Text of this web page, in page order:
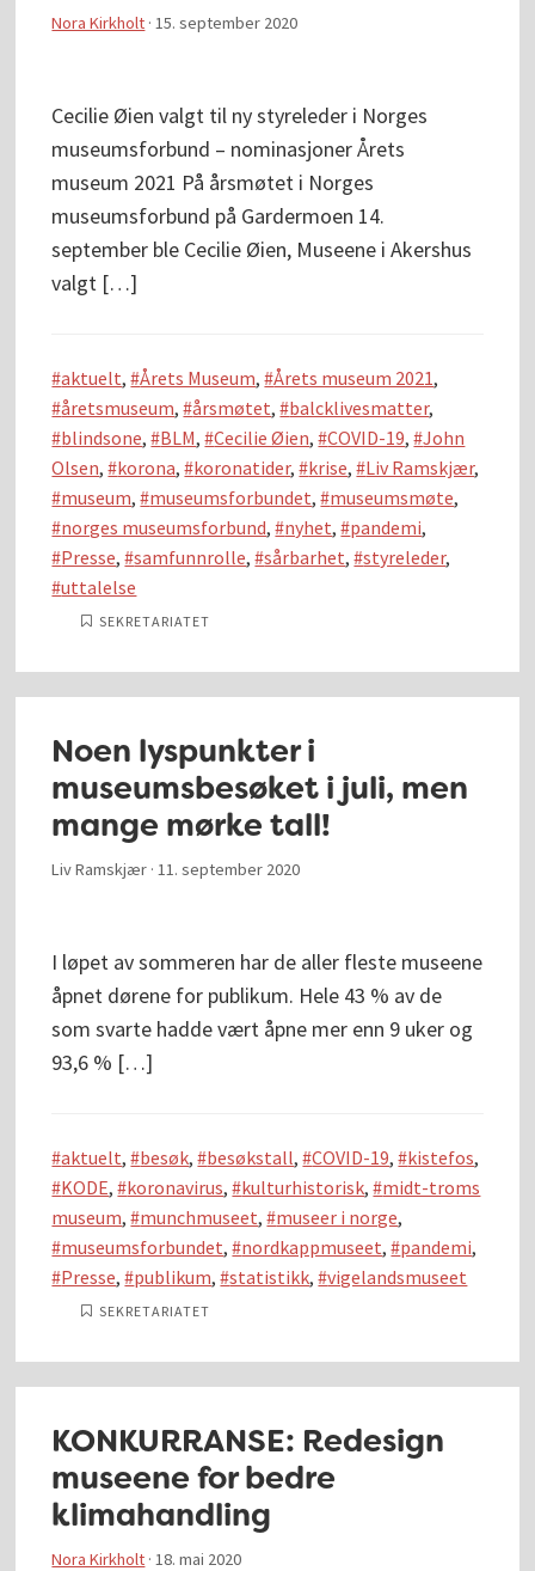
Nora Kirkholt · 15. september 2020
Cecilie Øien valgt til ny styreleder i Norges
museumsforbund – nominasjoner Årets
museum 2021 På årsmøtet i Norges
museumsforbund på Gardermoen 14.
september ble Cecilie Øien, Museene i Akershus
valgt […]
aktuelt, Årets Museum, Årets museum 2021,
åretsmuseum, årsmøtet, balcklivesmatter,
blindsone, BLM, Cecilie Øien, COVID-19, John
Olsen, korona, koronatider, krise, Liv Ramskjær,
museum, museumsforbundet, museumsmøte,
norges museumsforbund, nyhet, pandemi,
Presse, samfunnrolle, sårbarhet, styreleder,
uttalelse
SEKRETARIATET
Noen lyspunkter i
museumsbesøket i juli, men
mange mørke tall!
Liv Ramskjær · 11. september 2020
I løpet av sommeren har de aller fleste museene
åpnet dørene for publikum. Hele 43 % av de
som svarte hadde vært åpne mer enn 9 uker og
93,6 % […]
aktuelt, besøk, besøkstall, COVID-19, kistefos,
KODE, koronavirus, kulturhistorisk, midt-troms
museum, munchmuseet, museer i norge,
museumsforbundet, nordkappmuseet, pandemi,
Presse, publikum, statistikk, vigelandsmuseet
SEKRETARIATET
KONKURRANSE: Redesign
museene for bedre
klimahandling
Nora Kirkholt ·18. mai 2020